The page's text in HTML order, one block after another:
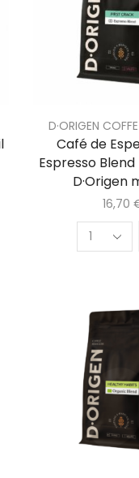
D·ORIGEN
Café de
Espresso
D·Origen
16,70